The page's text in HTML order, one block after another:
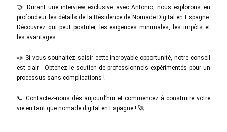
🤝 Durant une interview exclusive avec Antonio, nous explorons en
profondeur les détails de la Résidence de Nomade Digital en Espagne.
Découvrez qui peut postuler, les exigences minimales, les impôts et
les avantages.
📣 Si vous souhaitez saisir cette incroyable opportunité, notre conseil
est clair : Obtenez le soutien de professionnels expérimentés pour un
processus sans complications !
📞 Contactez-nous dès aujourd’hui et commencez à construire votre
vie en tant que nomade digital en Espagne ! 🚀